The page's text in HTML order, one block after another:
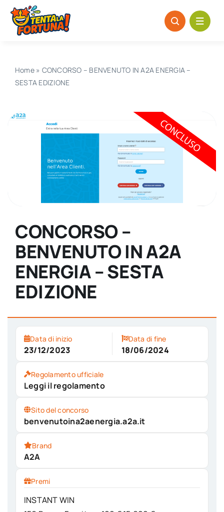
Salta
contenuto
Home» CONCORSO – BENVENUTO IN A2A ENERGIA –
SESTA EDIZIONE
CONCORSO –
BENVENUTO IN A2A
ENERGIA – SESTA
EDIZIONE
Data di inizio
23/12/2023
Data di fine
18/06/2024
Regolamento ufficiale
Leggi il regolamento
Sito del concorso
benvenutoina2aenergia.a2a.it
Brand
A2A
Premi
INSTANT WIN